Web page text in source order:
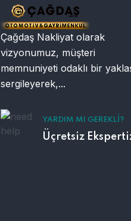
Çağdaş Nakliyat olarak
vizyonumuz, müşteri
memnuniyeti odaklı bir
sergileyerek,...
YARDIM MI GEREKLI?
Üçretsiz